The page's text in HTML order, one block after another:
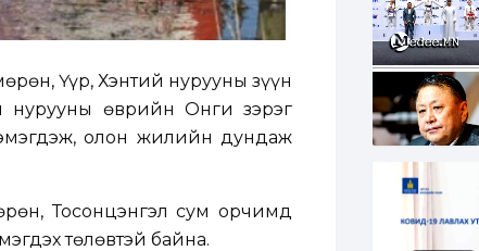
Үүр, Хэнтий нурууны зүүн
нурууны өврийн Онги зэрэг
олон жилийн дундаж
Тосонцэнгэл сум орчимд
төлөвтэй байна.